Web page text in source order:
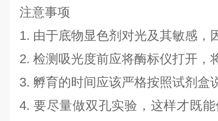
注意事项
1. 由于底物显色剂对光及其敏感，
2. 检测吸光度前应将酶标仪打开，
3. 孵育的时间应该严格按照试剂盒
4. 要尽量做双孔实验，这样才既